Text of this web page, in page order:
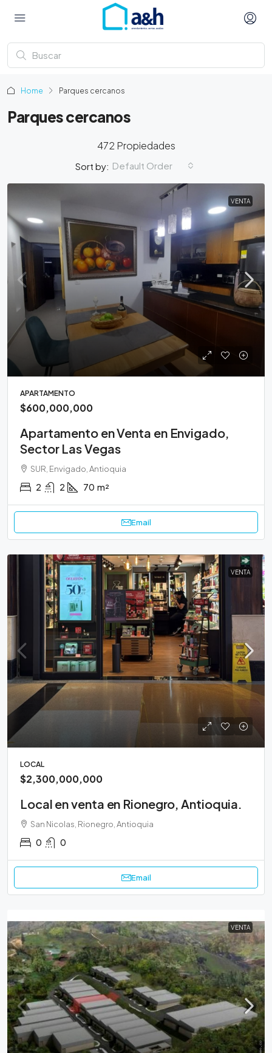
Home Parques cercanos
Parques cercanos
472 Propiedades
Sort by: Default Order
VENTA
APARTAMENTO
$600,000,000
Apartamento en Venta en Envigado,
Sector Las Vegas
SUR, Envigado, Antioquia
2 2 70 m²
Email
VENTA
LOCAL
$2,300,000,000
Local en venta en Rionegro, Antioquia.
San Nicolas, Rionegro, Antioquia
0 0
Email
VENTA